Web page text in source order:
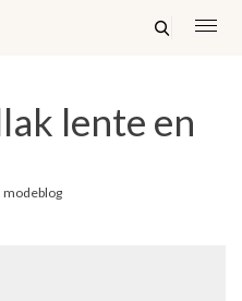
lente en
modeblog